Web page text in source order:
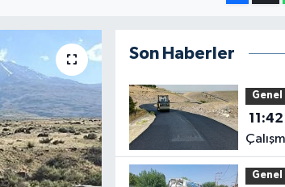
Son Haberler
Genel
11:42
Genel